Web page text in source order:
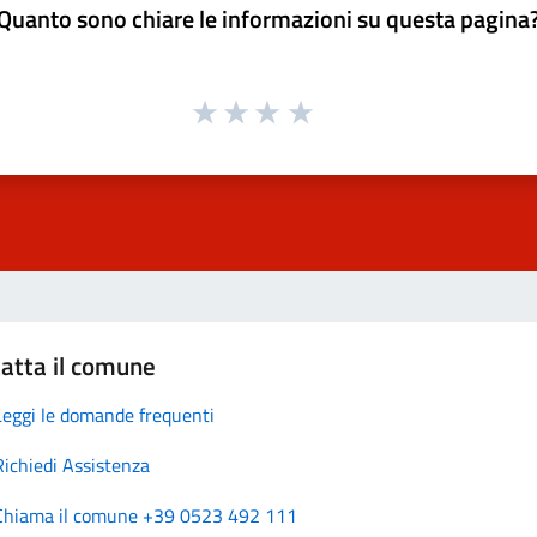
sono chiare le informazioni su questa
il comune
le domande frequenti
Assistenza
il comune +39 0523 492 111